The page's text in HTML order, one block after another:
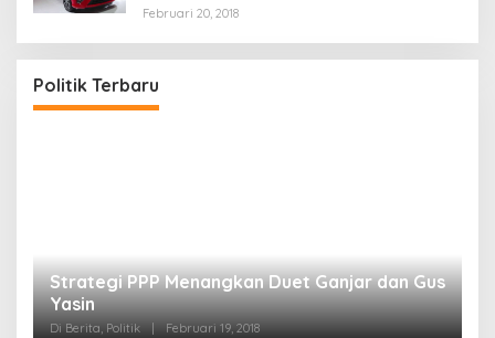
Februari 20, 2018
Politik Terbaru
Strategi PPP Menangkan Duet Ganjar dan Gus
Yasin
Di Berita, Politik | Februari 19, 2018